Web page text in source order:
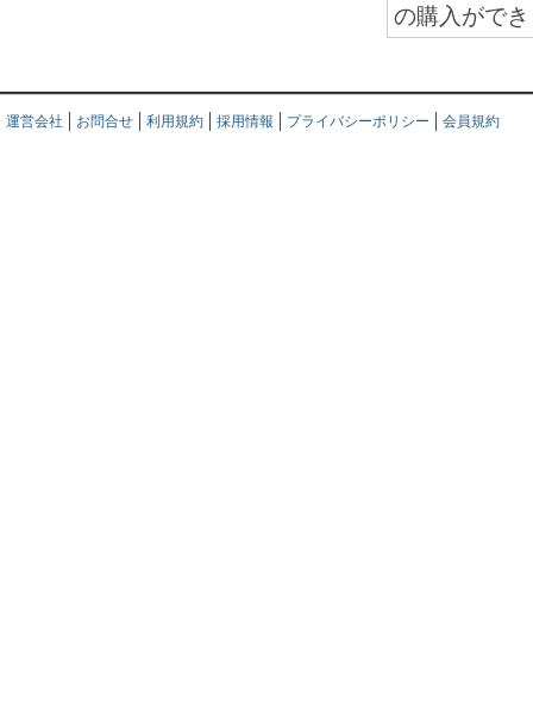
の購入がで
運営会社 お問合せ 利用規約 採用情報 プライバシーポリシー 会員規約